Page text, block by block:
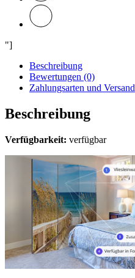
"]
Beschreibung
Bewertungen (0)
Zahlungsarten und Versand
Beschreibung
Verfügbarkeit: verfügbar